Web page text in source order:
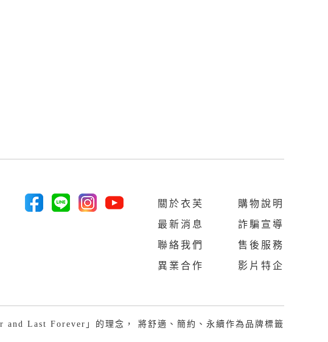
購物說明
詐騙宣導
售後服務
影片特企
關於衣芙
最新消息
聯絡我們
異業合作
and Last Forever」的理念， 將舒適、簡約、永續作為品牌標籤